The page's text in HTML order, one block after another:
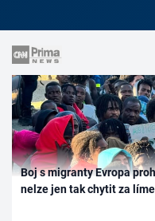
Boj s migranty Evropa
nelze jen tak chytit za